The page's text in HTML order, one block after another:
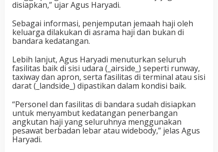
disiapkan,” ujar Agus Haryadi.
Sebagai informasi, penjemputan jemaah haji oleh
keluarga dilakukan di asrama haji dan bukan di
bandara kedatangan.
Lebih lanjut, Agus Haryadi menuturkan seluruh
fasilitas baik di sisi udara (_airside_) seperti runway,
taxiway dan apron, serta fasilitas di terminal atau sisi
darat (_landside_) dipastikan dalam kondisi baik.
“Personel dan fasilitas di bandara sudah disiapkan
untuk menyambut kedatangan penerbangan
angkutan haji yang seluruhnya menggunakan
pesawat berbadan lebar atau widebody,” jelas Agus
Haryadi.